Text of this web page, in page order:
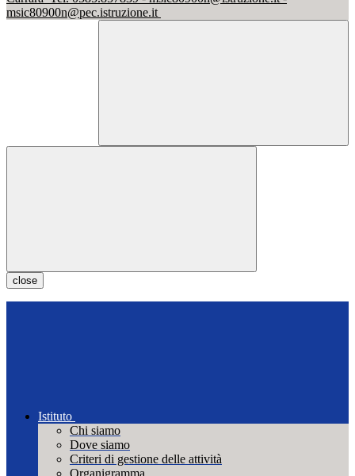
msic80900n@pec.istruzione.it
close
Istituto
Chi siamo
Dove siamo
Criteri di gestione delle attività